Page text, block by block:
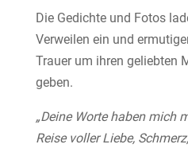
Die Gedichte und Fotos
Verweilen ein und
Trauer um ihren geliebten
geben.
„Deine Worte haben mich
Reise voller Liebe,